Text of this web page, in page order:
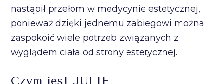
nastąpił przełom w medycynie estetycznej,
ponieważ dzięki jednemu zabiegowi można
zaspokoić wiele potrzeb związanych z
wyglądem ciała od strony estetycznej.
Czym jest JULIE